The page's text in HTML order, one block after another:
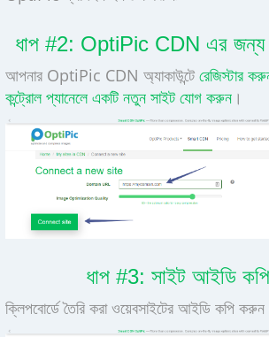
ধাপ #2: OptiPic CDN এর
আপনার OptiPic CDN অ্যাকাউন্টে রেজিস্টার
কন্ট্রোল প্যানেলে একটি নতুন সাইট যোগ করুন।
ধাপ #3: সাইট আইডি
ক্লিপবোর্ডে তৈরি করা ওয়েবসাইটের আইডি কপি